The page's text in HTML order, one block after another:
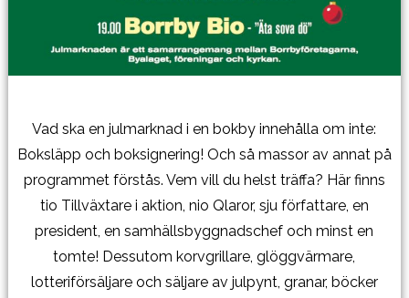
Vad ska en julmarknad i en bokby innehålla om inte:
Boksläpp och boksignering! Och så massor av annat på
programmet förstås. Vem vill du helst träffa? Här finns
tio Tillväxtare i aktion, nio Qlaror, sju författare, en
president, en samhällsbyggnadschef och minst en
tomte! Dessutom korvgrillare, glöggvärmare,
lotteriförsäljare och säljare av julpynt, granar, böcker